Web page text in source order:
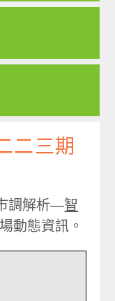
二三期
調解析—智
動態資訊。